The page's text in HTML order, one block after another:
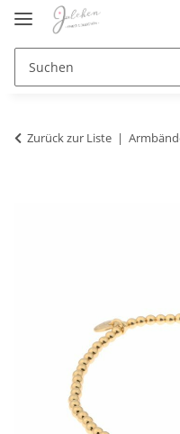
Zurück zur Liste